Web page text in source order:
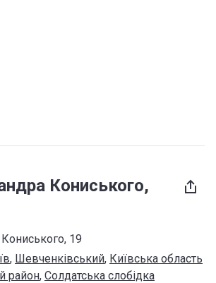
Кониського,
19
, Шевченківський, Київська область
район, Солдатська слобідка